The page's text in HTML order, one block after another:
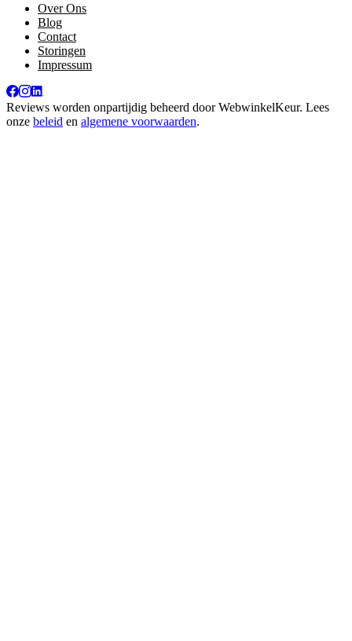
Over Ons
Blog
Contact
Storingen
Impressum
Reviews worden onpartijdig beheerd doorWebwinkelKeur. Lees
onze beleid en algemene voorwaarden.